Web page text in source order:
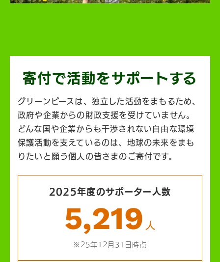
寄付で活動をサポートする
グリーンピースは、独立した活動をまもるため、
政府や企業からの財政支援を受けていません。
どんな国や企業からも干渉されない自由な環境
保護活動を支えているのは、地球の未来をまも
りたいと願う個人の皆さまのご寄付です。
2025年度のサポーター人数
5,219 人
※25年12月31日時点